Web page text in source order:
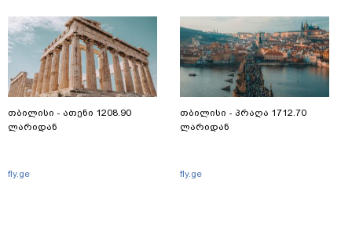
თბილისი - ათენი 1208.90
ლარიდან
fly.ge
თბილისი - პრაღა 1712.70
ლარიდან
fly.ge